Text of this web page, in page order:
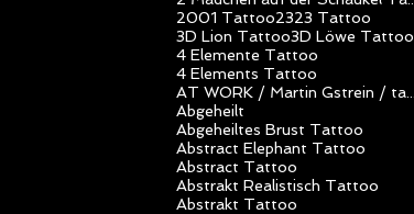
2001 Tattoo2323 Tattoo
3D Lion Tattoo3D Löwe Tattoo
4 Elemente Tattoo
4 Elements Tattoo
Abgeheilt
Abgeheiltes Brust Tattoo
Abstract Elephant Tattoo
Abstract Tattoo
Abstrakt Realistisch Tattoo
Abstrakt Tattoo